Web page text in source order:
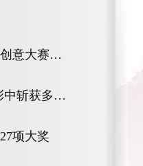
历史文化与旅游学院首次参加全国大学生能源经济学术创意大赛​斩获佳绩！
喜报！历史文化与旅游学院在2025-2026学年度团内表彰中斩获多项荣誉
项大奖